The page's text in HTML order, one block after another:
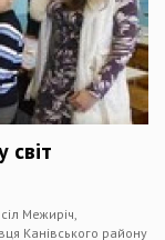
Межиріч,
Канівського району